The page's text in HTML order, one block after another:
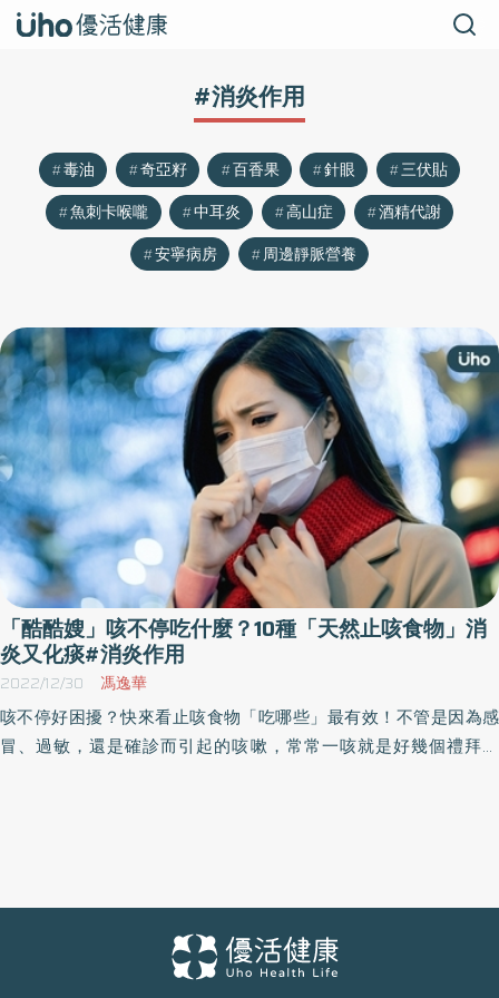
#消炎作用
毒油 奇亞籽 百香果 針眼
三伏貼
魚刺卡喉嚨
中耳炎 高山症
酒精代謝
安寧病房
周邊靜脈營養
「酷酷嫂」咳不停吃什麼？10種「天然止咳食物」消
炎又化痰#消炎作用
2022/12/30 馮逸華
咳不停好困擾？快來看止咳食物「吃哪些」最有效！不管是因為感
冒、過敏，還是確診而引起的咳嗽，常常一咳就是好幾個禮拜不